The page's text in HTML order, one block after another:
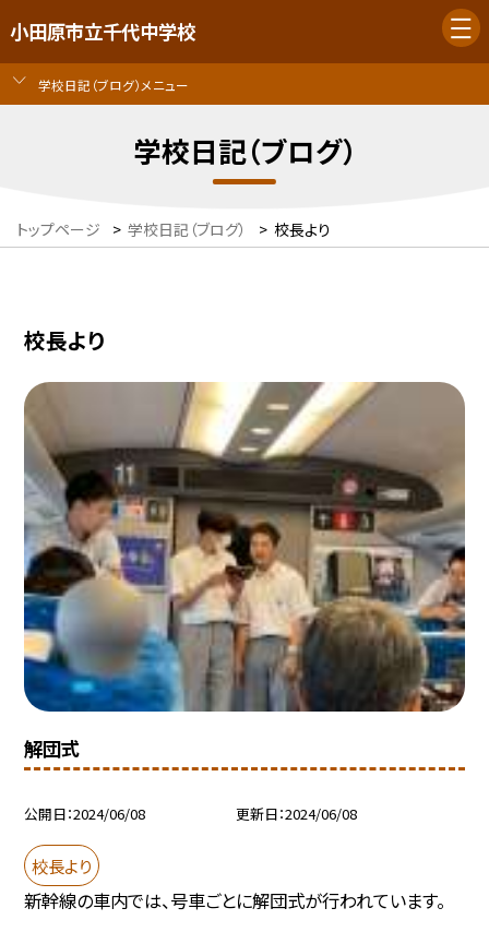
小田原市立千代中学校
学校日記（ブログ）メニュー
学校日記（ブログ）
トップページ > 学校日記（ブログ） > 校長より
校長より
解団式
公開日 2024/06/08 更新日 2024/06/08
校長より
新幹線の車内では、号車ごとに解団式が行われています。